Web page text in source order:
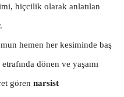
hiçcilik olarak anlatılan
hemen her kesiminde baş
dönen ve yaşamı
gören narsist